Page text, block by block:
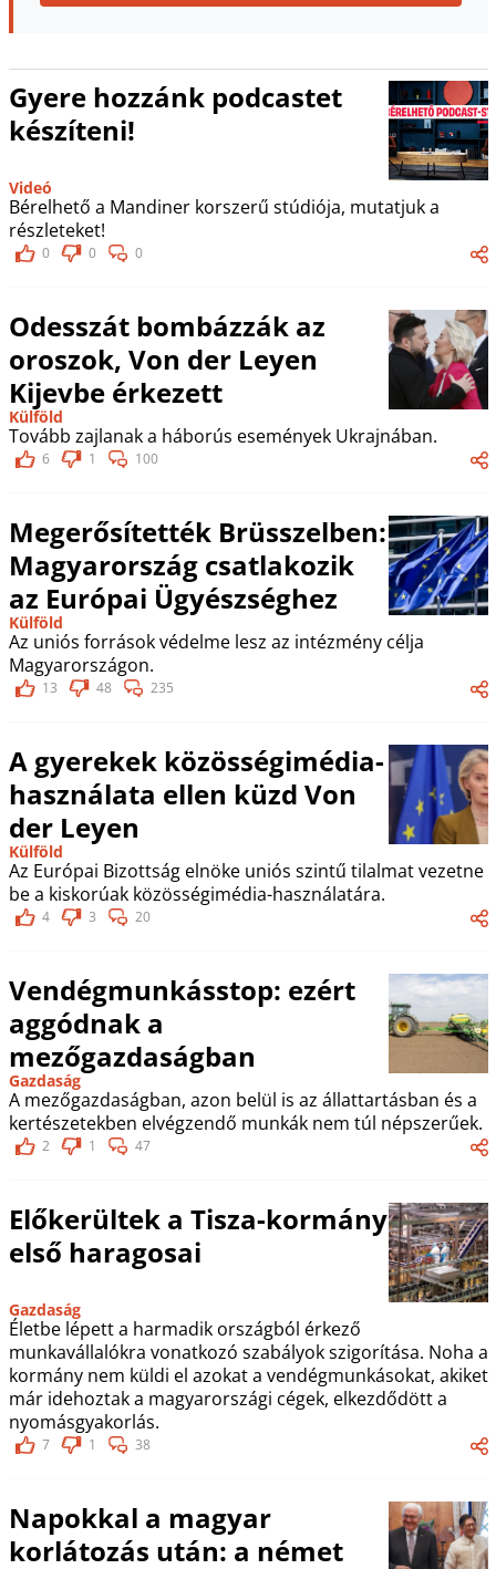
Gyere hozzánk podcastet
készíteni!
Videó
Bérelhető a Mandiner korszerű stúdiója, mutatjuk a
részleteket!
0 0 0
Odesszát bombázzák az
oroszok, Von der Leyen
Kijevbe érkezett
Külföld
Tovább zajlanak a háborús események Ukrajnában.
6 1 100
Megerősítették Brüsszelben:
Magyarország csatlakozik
az Európai Ügyészséghez
Külföld
Az uniós források védelme lesz az intézmény célja
Magyarországon.
13 48 235
A gyerekek közösségimédia-
használata ellen küzd Von
der Leyen
Külföld
Az Európai Bizottság elnöke uniós szintű tilalmat vezetne
be a kiskorúak közösségimédia-használatára.
4 3 20
Vendégmunkásstop: ezért
aggódnak a
mezőgazdaságban
Gazdaság
A mezőgazdaságban, azon belül is az állattartásban és a
kertészetekben elvégzendő munkák nem túl népszerűek.
2 1 47
Előkerültek a Tisza-kormány
első haragosai
Gazdaság
Életbe lépett a harmadik országból érkező
munkavállalókra vonatkozó szabályok szigorítása. Noha a
kormány nem küldi el azokat a vendégmunkásokat, akiket
már idehoztak a magyarországi cégek, elkezdődött a
nyomásgyakorlás.
7 1 38
Napokkal a magyar
korlátozás után: a német